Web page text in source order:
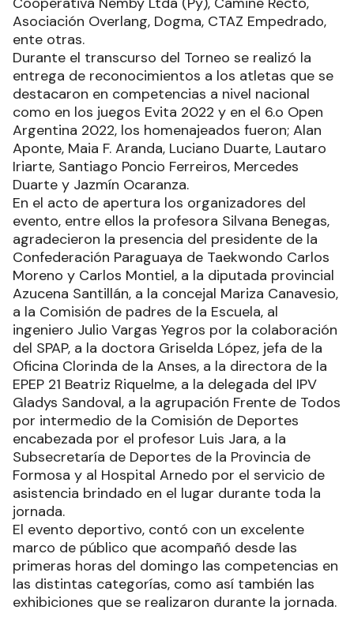
Asociación Overlang, Dogma, CTAZ Empedrado,
ente otras.
Durante el transcurso del Torneo se realizó la
entrega de reconocimientos a los atletas que se
destacaron en competencias a nivel nacional
como en los juegos Evita 2022 y en el 6.o Open
Argentina 2022, los homenajeados fueron; Alan
Aponte, Maia F. Aranda, Luciano Duarte, Lautaro
Iriarte, Santiago Poncio Ferreiros, Mercedes
Duarte y Jazmín Ocaranza.
En el acto de apertura los organizadores del
evento, entre ellos la profesora Silvana Benegas,
agradecieron la presencia del presidente de la
Confederación Paraguaya de Taekwondo Carlos
Moreno y Carlos Montiel, a la diputada provincial
Azucena Santillán, a la concejal Mariza Canavesio,
a la Comisión de padres de la Escuela, al
ingeniero Julio Vargas Yegros por la colaboración
del SPAP, a la doctora Griselda López, jefa de la
Oficina Clorinda de la Anses, a la directora de la
EPEP 21 Beatriz Riquelme, a la delegada del IPV
Gladys Sandoval, a la agrupación Frente de Todos
por intermedio de la Comisión de Deportes
encabezada por el profesor Luis Jara, a la
Subsecretaría de Deportes de la Provincia de
Formosa y al Hospital Arnedo por el servicio de
asistencia brindado en el lugar durante toda la
jornada.
El evento deportivo, contó con un excelente
marco de público que acompañó desde las
primeras horas del domingo las competencias en
las distintas categorías, como así también las
exhibiciones que se realizaron durante la jornada.